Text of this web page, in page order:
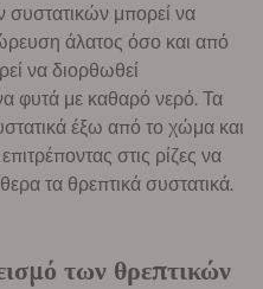
μπορεί να
άλατος όσο και από
να διορθωθεί
φυτά με καθαρό νερό. Τα
έξω από το χώμα και
στις ρίζες να
τα θρεπτικά συστατικά.
των θρεπτικών